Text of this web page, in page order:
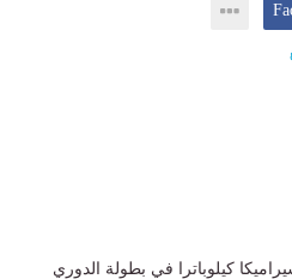
كيلوباترا في بطولة الدوري